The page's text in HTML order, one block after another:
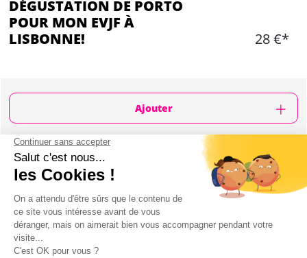
DÉGUSTATION DE PORTO
POUR MON EVJF À
LISBONNE!
28 €*
Ajouter
CONTENU
Environ 1h d'activité
Dégustation de 3 portos
Sommelier
L'activité a lieu dans le centre-ville